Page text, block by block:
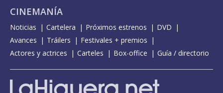
CINEMANÍA
Noticias Cartelera Próximos estrenos
DVD
Avances
Tráilers
Festivales + premios
Actores y actrices
Carteles Box-office Guía / directorio